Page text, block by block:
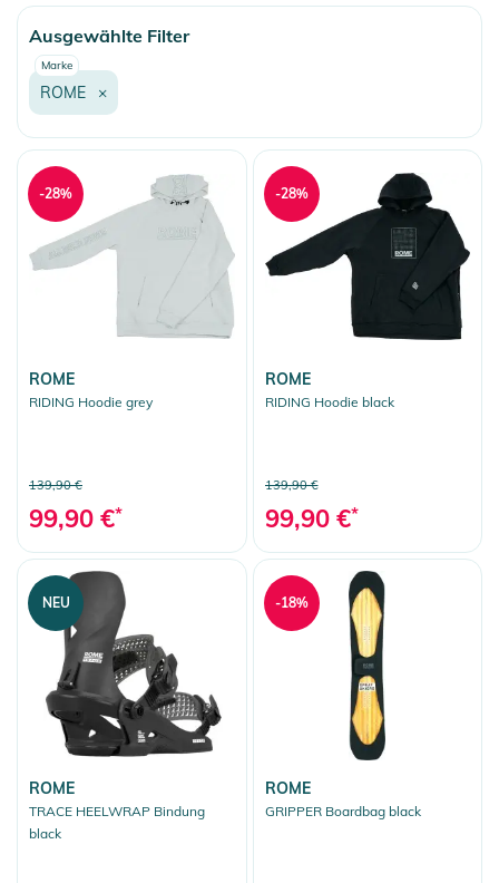
Snow
Ausgewählte Filter
Marke
ROME ×
ROME
RIDING Hoodie grey
139,90 €
99,90 €*
-28%
ROME
RIDING Hoodie black
139,90 €
99,90 €*
-28%
ROME
TRACE HEELWRAP Bindung
black
NEU
ROME
GRIPPER Boardbag black
-18%